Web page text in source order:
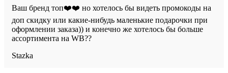
5
Ваш бренд топ❤️❤️ но хотелось бы видеть промокоды на
доп скидку или какие-нибудь маленькие подарочки при
оформлении заказа)) и конечно же хотелось бы больше
ассортимента на WB??
Stazka